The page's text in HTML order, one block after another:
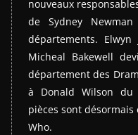
nouveaux
de Sydney
départements.
Micheal Bakewell
département des
à Donald Wilson du
pièces sont
Who.